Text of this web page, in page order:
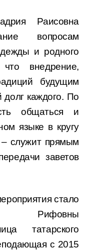
Раисовна
вопросам
и родного
внедрение,
будущим
каждого. По
общаться и
языке в кругу
служит прямым
заветов
стало
Рифовны
татарского
с 2015